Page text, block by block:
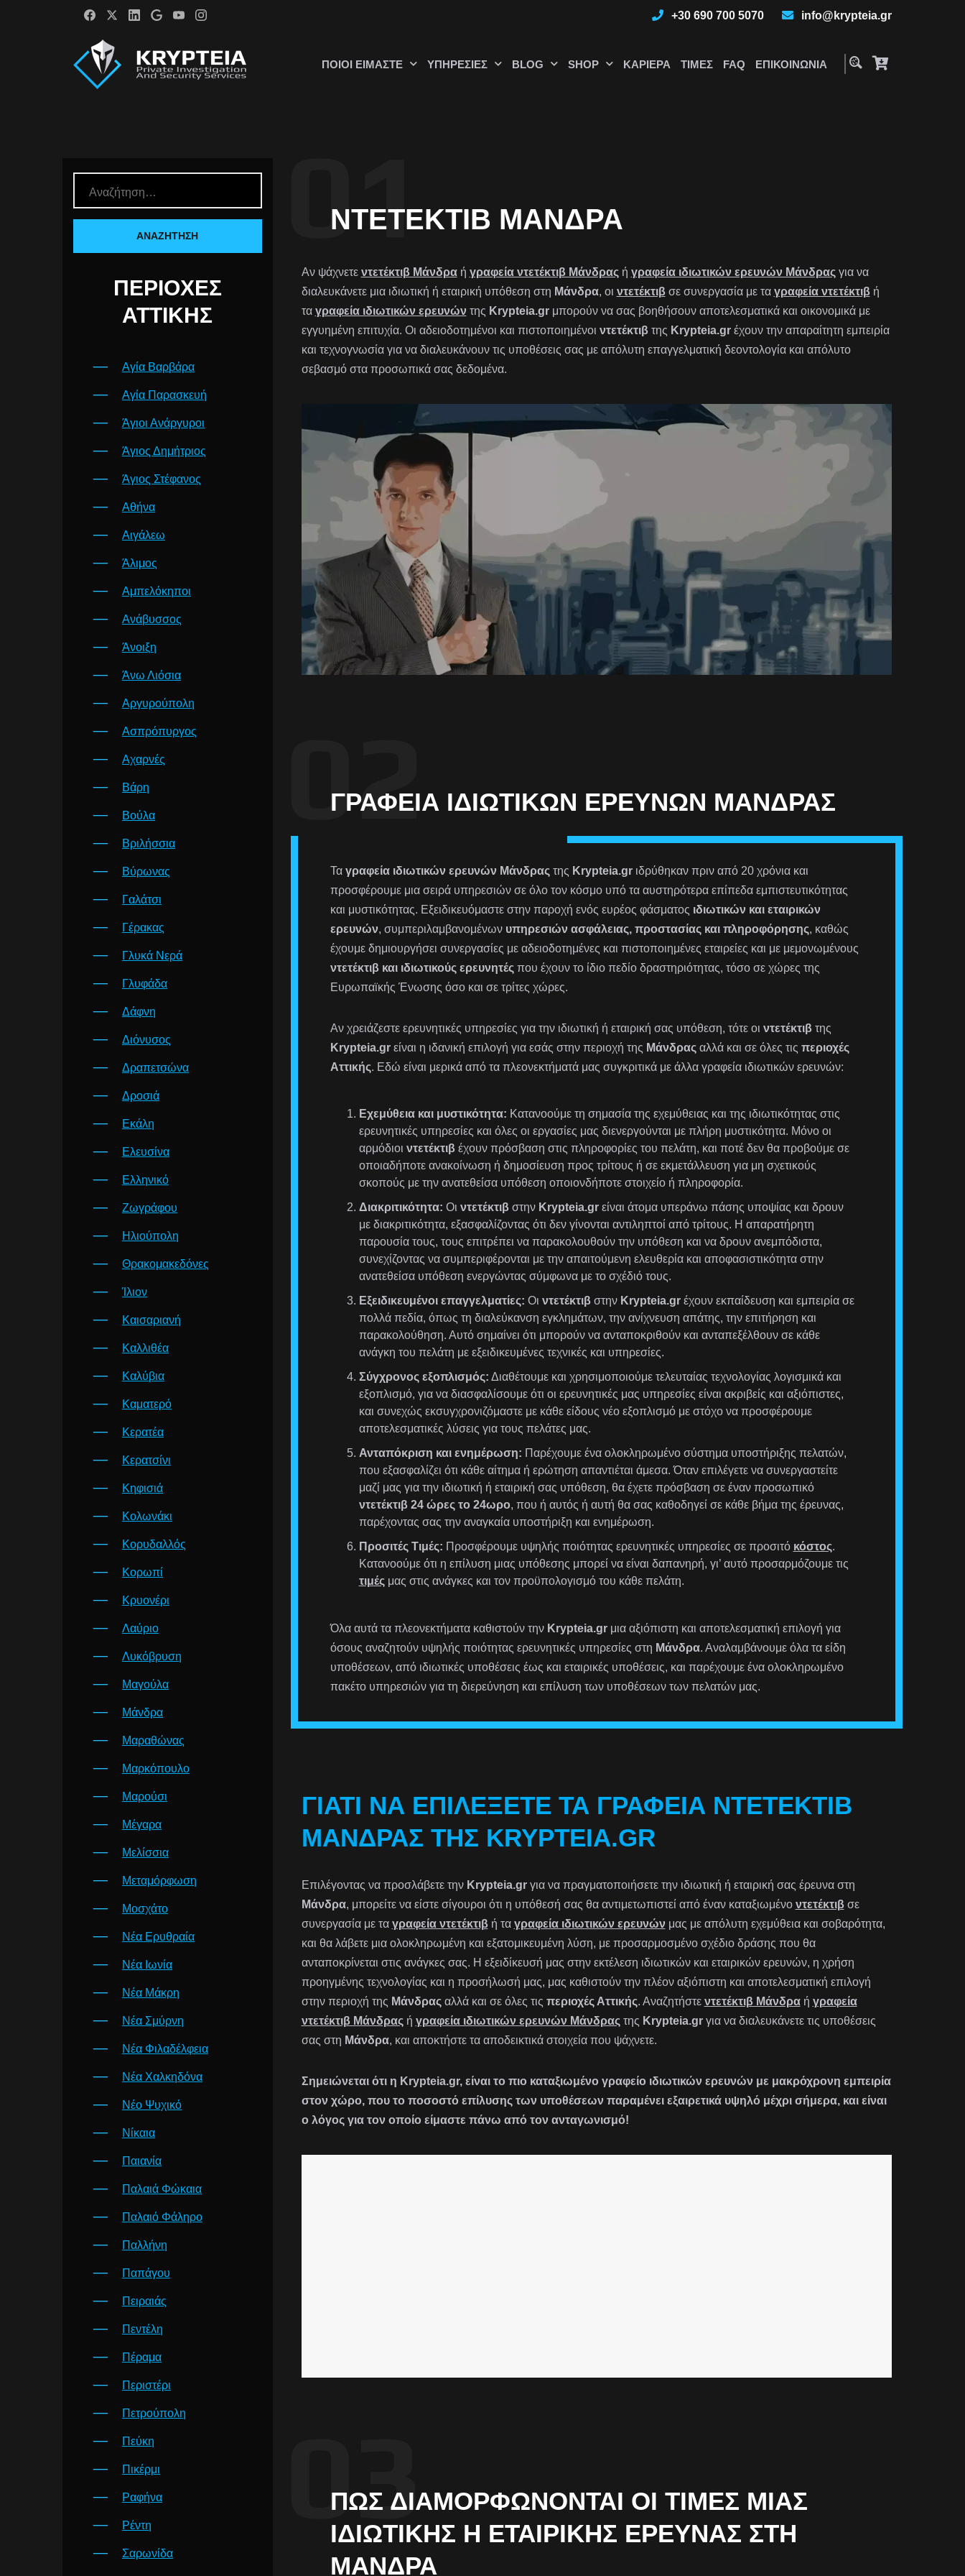
+30 690 700 5070 info@krypteia.gr
ΠΟΙΟΊ ΕΊΜΑΣΤΕ ΥΠΗΡΕΣΊΕΣ BLOG SHOP ΚΑΡΙΈΡΑ ΤΙΜΈΣ FAQ ΕΠΙΚΟΙΝΩΝΊΑ
ΠΕΡΙΟΧΈΣ
ΑΤΤΙΚΉΣ
Αγία Βαρβάρα
Αγία Παρασκευή
Άγιοι Ανάργυροι
Άγιος Δημήτριος
Άγιος Στέφανος
Αθήνα
Αιγάλεω
Άλιμος
Αμπελόκηποι
Ανάβυσσος
Άνοιξη
Άνω Λιόσια
Αργυρούπολη
Ασπρόπυργος
Αχαρνές
Βάρη
Βούλα
Βριλήσσια
Βύρωνας
Γαλάτσι
Γέρακας
Γλυκά Νερά
Γλυφάδα
Δάφνη
Διόνυσος
Δραπετσώνα
Δροσιά
Εκάλη
Ελευσίνα
Ελληνικό
Ζωγράφου
Ηλιούπολη
Θρακομακεδόνες
Ίλιον
Καισαριανή
Καλλιθέα
Καλύβια
Καματερό
Κερατέα
Κερατσίνι
Κηφισιά
Κολωνάκι
Κορυδαλλός
Κορωπί
Κρυονέρι
Λαύριο
Λυκόβρυση
Μαγούλα
Μάνδρα
Μαραθώνας
Μαρκόπουλο
Μαρούσι
Μέγαρα
Μελίσσια
Μεταμόρφωση
Μοσχάτο
Νέα Ερυθραία
Νέα Ιωνία
Νέα Μάκρη
Νέα Σμύρνη
Νέα Φιλαδέλφεια
Νέα Χαλκηδόνα
Νέο Ψυχικό
Νίκαια
Παιανία
Παλαιά Φώκαια
Παλαιό Φάληρο
Παλλήνη
Παπάγου
Πειραιάς
Πεντέλη
Πέραμα
Περιστέρι
Πετρούπολη
Πεύκη
Πικέρμι
Ραφήνα
Ρέντη
Σαρωνίδα
ΝΤΕΤΈΚΤΙΒ ΜΆΝΔΡΑ
Αν ψάχνετε ντετέκτιβ Μάνδραή γραφεία ντετέκτιβ Μάνδραςή γραφεία ιδιωτικών ερευνών Μάνδραςγια να
διαλευκάνετε μια ιδιωτική ή εταιρική υπόθεση στη Μάνδρα, οι ντετέκτιβσε συνεργασία με τα γραφεία ντετέκτιβή
τα γραφεία ιδιωτικών ερευνώντης Krypteia.grμπορούν να σας βοηθήσουν αποτελεσματικά και οικονομικά με
εγγυημένη επιτυχία. Οι αδειοδοτημένοι και πιστοποιημένοι ντετέκτιβτης Krypteia.grέχουν την απαραίτητη εμπειρία
και τεχνογνωσία για να διαλευκάνουν τις υποθέσεις σας με απόλυτη επαγγελματική δεοντολογία και απόλυτο
σεβασμό στα προσωπικά σας δεδομένα.
ΓΡΑΦΕΊΑ ΙΔΙΩΤΙΚΏΝ ΕΡΕΥΝΏΝ ΜΆΝΔΡΑΣ
Τα γραφεία ιδιωτικών ερευνών Μάνδραςτης Krypteia.grιδρύθηκαν πριν από 20 χρόνια και
προσφέρουμε μια σειρά υπηρεσιών σε όλο τον κόσμο υπό τα αυστηρότερα επίπεδα εμπιστευτικότητας
και μυστικότητας. Εξειδικευόμαστε στην παροχή ενός ευρέος φάσματος ιδιωτικών και εταιρικών
ερευνών, συμπεριλαμβανομένων υπηρεσιών ασφάλειας, προστασίας και πληροφόρησης, καθώς
έχουμε δημιουργήσει συνεργασίες με αδειοδοτημένες και πιστοποιημένες εταιρείες και με μεμονωμένους
ντετέκτιβ και ιδιωτικούς ερευνητέςπου έχουν το ίδιο πεδίο δραστηριότητας, τόσο σε χώρες της
Ευρωπαϊκής Ένωσης όσο και σε τρίτες χώρες.
Αν χρειάζεστε ερευνητικές υπηρεσίες για την ιδιωτική ή εταιρική σας υπόθεση, τότε οι ντετέκτιβτης
Krypteia.grείναι η ιδανική επιλογή για εσάς στην περιοχή της Μάνδραςαλλά και σε όλες τις περιοχές
Αττικής. Εδώ είναι μερικά από τα πλεονεκτήματά μας συγκριτικά με άλλα γραφεία ιδιωτικών ερευνών:
Εχεμύθεια και μυστικότητα: Κατανοούμε τη σημασία της εχεμύθειας και της ιδιωτικότητας στις
ερευνητικές υπηρεσίες και όλες οι εργασίες μας διενεργούνται με πλήρη μυστικότητα. Μόνο οι
αρμόδιοι ντετέκτιβέχουν πρόσβαση στις πληροφορίες του πελάτη, και ποτέ δεν θα προβούμε σε
οποιαδήποτε ανακοίνωση ή δημοσίευση προς τρίτους ή σε εκμετάλλευση για μη σχετικούς
σκοπούς με την ανατεθείσα υπόθεση οποιονδήποτε στοιχείο ή πληροφορία.
Διακριτικότητα: Οι ντετέκτιβστην Krypteia.grείναι άτομα υπεράνω πάσης υποψίας και δρουν
με διακριτικότητα, εξασφαλίζοντας ότι δεν γίνονται αντιληπτοί από τρίτους. Η απαρατήρητη
παρουσία τους, τους επιτρέπει να παρακολουθούν την υπόθεση και να δρουν ανεμπόδιστα,
συνεχίζοντας να συμπεριφέρονται με την απαιτούμενη ελευθερία και αποφασιστικότητα στην
ανατεθείσα υπόθεση ενεργώντας σύμφωνα με το σχέδιό τους.
Εξειδικευμένοι επαγγελματίες: Οι ντετέκτιβστην Krypteia.grέχουν εκπαίδευση και εμπειρία σε
πολλά πεδία, όπως τη διαλεύκανση εγκλημάτων, την ανίχνευση απάτης, την επιτήρηση και
παρακολούθηση. Αυτό σημαίνει ότι μπορούν να ανταποκριθούν και ανταπεξέλθουν σε κάθε
ανάγκη του πελάτη με εξειδικευμένες τεχνικές και υπηρεσίες.
Σύγχρονος εξοπλισμός: Διαθέτουμε και χρησιμοποιούμε τελευταίας τεχνολογίας λογισμικά και
εξοπλισμό, για να διασφαλίσουμε ότι οι ερευνητικές μας υπηρεσίες είναι ακριβείς και αξιόπιστες,
και συνεχώς εκσυγχρονιζόμαστε με κάθε είδους νέο εξοπλισμό με στόχο να προσφέρουμε
αποτελεσματικές λύσεις για τους πελάτες μας.
Ανταπόκριση και ενημέρωση: Παρέχουμε ένα ολοκληρωμένο σύστημα υποστήριξης πελατών,
που εξασφαλίζει ότι κάθε αίτημα ή ερώτηση απαντιέται άμεσα. Όταν επιλέγετε να συνεργαστείτε
μαζί μας για την ιδιωτική ή εταιρική σας υπόθεση, θα έχετε πρόσβαση σε έναν προσωπικό
ντετέκτιβ 24 ώρες το 24ωρο, που ή αυτός ή αυτή θα σας καθοδηγεί σε κάθε βήμα της έρευνας,
παρέχοντας σας την αναγκαία υποστήριξη και ενημέρωση.
Προσιτές Τιμές: Προσφέρουμε υψηλής ποιότητας ερευνητικές υπηρεσίες σε προσιτό κόστος.
Κατανοούμε ότι η επίλυση μιας υπόθεσης μπορεί να είναι δαπανηρή, γι’ αυτό προσαρμόζουμε τις
τιμέςμας στις ανάγκες και τον προϋπολογισμό του κάθε πελάτη.
Όλα αυτά τα πλεονεκτήματα καθιστούν την Krypteia.grμια αξιόπιστη και αποτελεσματική επιλογή για
όσους αναζητούν υψηλής ποιότητας ερευνητικές υπηρεσίες στη Μάνδρα. Αναλαμβάνουμε όλα τα είδη
υποθέσεων, από ιδιωτικές υποθέσεις έως και εταιρικές υποθέσεις, και παρέχουμε ένα ολοκληρωμένο
πακέτο υπηρεσιών για τη διερεύνηση και επίλυση των υποθέσεων των πελατών μας.
ΓΙΑΤΊ ΝΑ ΕΠΙΛΈΞΕΤΕ ΤΑ ΓΡΑΦΕΊΑ ΝΤΕΤΈΚΤΙΒ
ΜΆΝΔΡΑΣ ΤΗΣ KRYPTEIA.GR
Επιλέγοντας να προσλάβετε την Krypteia.grγια να πραγματοποιήσετε την ιδιωτική ή εταιρική σας έρευνα στη
Μάνδρα, μπορείτε να είστε σίγουροι ότι η υπόθεσή σας θα αντιμετωπιστεί από έναν καταξιωμένο ντετέκτιβσε
συνεργασία με τα γραφεία ντετέκτιβή τα γραφεία ιδιωτικών ερευνώνμας με απόλυτη εχεμύθεια και σοβαρότητα,
και θα λάβετε μια ολοκληρωμένη και εξατομικευμένη λύση, με προσαρμοσμένο σχέδιο δράσης που θα
ανταποκρίνεται στις ανάγκες σας. Η εξειδίκευσή μας στην εκτέλεση ιδιωτικών και εταιρικών ερευνών, η χρήση
προηγμένης τεχνολογίας και η προσήλωσή μας, μας καθιστούν την πλέον αξιόπιστη και αποτελεσματική επιλογή
στην περιοχή της Μάνδραςαλλά και σε όλες τις περιοχές Αττικής. Αναζητήστε ντετέκτιβ Μάνδραή γραφεία
ντετέκτιβ Μάνδραςή γραφεία ιδιωτικών ερευνών Μάνδραςτης Krypteia.grγια να διαλευκάνετε τις υποθέσεις
σας στη Μάνδρα, και αποκτήστε τα αποδεικτικά στοιχεία που ψάχνετε.
Σημειώνεται ότι η Krypteia.gr, είναι το πιο καταξιωμένο γραφείο ιδιωτικών ερευνών με μακρόχρονη εμπειρία
στον χώρο, που το ποσοστό επίλυσης των υποθέσεων παραμένει εξαιρετικά υψηλό μέχρι σήμερα, και είναι
ο λόγος για τον οποίο είμαστε πάνω από τον ανταγωνισμό!
ΠΏΣ ΔΙΑΜΟΡΦΏΝΟΝΤΑΙ ΟΙ ΤΙΜΈΣ ΜΙΑΣ
ΙΔΙΩΤΙΚΉΣ Η ΕΤΑΙΡΙΚΉΣ ΈΡΕΥΝΑΣ ΣΤΗ
ΜΆΝΔΡΑ